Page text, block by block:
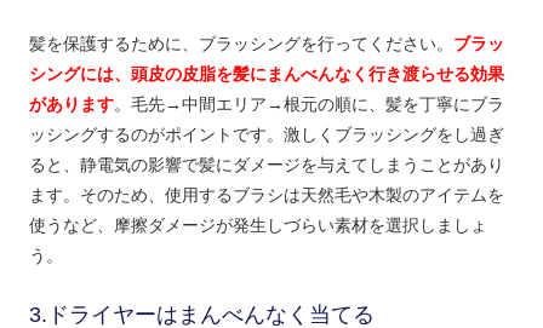
髪を保護するために、ブラッシングを行ってください。 ブラッ
シングには、頭皮の皮脂を髪にまんべんなく行き渡らせる効果
があります。毛先→中間エリア→根元の順に、髪を丁寧にブラ
ッシングするのがポイントです。激しくブラッシングをし過ぎ
ると、静電気の影響で髪にダメージを与えてしまうことがあり
ます。そのため、使用するブラシは天然毛や木製のアイテムを
使うなど、摩擦ダメージが発生しづらい素材を選択しましょ
う。
3.ドライヤーはまんべんなく当てる